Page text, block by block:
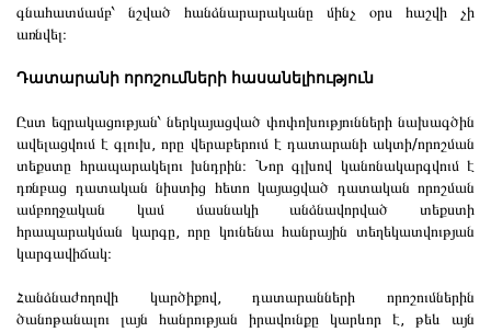
գնահատմամբ՝ նշված հանձնարարականը մինչ օրս հաշվի չի
առնվել։
Դատարանի որոշումների հասանելիություն
Ըստ եզրակացության՝ ներկայացված փոփոխությունների նախագծին
ավելացվում է գլուխ, որը վերաբերում է դատարանի ակտի/որոշման
տեքստը հրապարակելու խնդրին։ Նոր գլխով կանոնակարգվում է
դռնբաց դատական ​​նիստից հետո կայացված դատական ​​որոշման
ամբողջական կամ մասնակի անձնավորված տեքստի
հրապարակման կարգը, որը կունենա հանրային տեղեկատվության
կարգավիճակ։
Հանձնաժողովի կարծիքով, դատարանների որոշումներին
ծանոթանալու լայն հանրության իրավունքը կարևոր է, թեև այն